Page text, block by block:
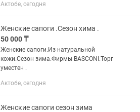
Актобе, сегодня
Женские сапоги .Сезон хима .
50 000 ₸
Женские сапоги.Из натуральной
кожи.Сезон зима.Фирмы BASCONI.Торг
уместен .
Актобе, сегодня
Женские сапоги сезон зима